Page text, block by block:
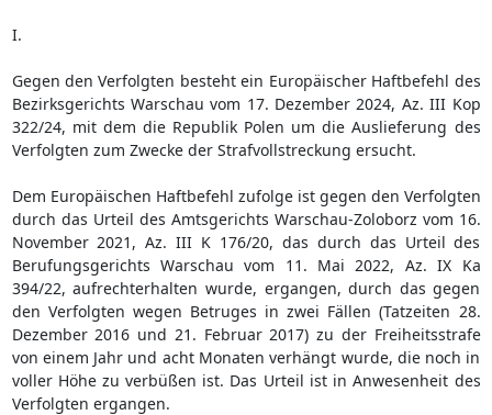
I.
Gegen den Verfolgten besteht ein Europäischer Haftbefehl des
Bezirksgerichts Warschau vom 17. Dezember 2024, Az. III Kop
322/24, mit dem die Republik Polen um die Auslieferung des
Verfolgten zum Zwecke der Strafvollstreckung ersucht.
Dem Europäischen Haftbefehl zufolge ist gegen den Verfolgten
durch das Urteil des Amtsgerichts Warschau-Zoloborz vom 16.
November 2021, Az. III K 176/20, das durch das Urteil des
Berufungsgerichts Warschau vom 11. Mai 2022, Az. IX Ka
394/22, aufrechterhalten wurde, ergangen, durch das gegen
den Verfolgten wegen Betruges in zwei Fällen (Tatzeiten 28.
Dezember 2016 und 21. Februar 2017) zu der Freiheitsstrafe
von einem Jahr und acht Monaten verhängt wurde, die noch in
voller Höhe zu verbüßen ist. Das Urteil ist in Anwesenheit des
Verfolgten ergangen.